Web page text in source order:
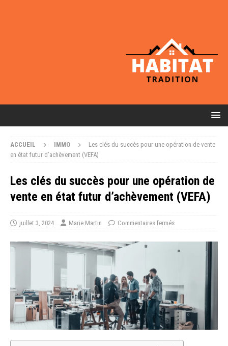
ACCUEIL IMMO
Les clés du succès pour une opération de vente
en état futur d’achèvement (VEFA)
Les clés du succès pour une opération de
vente en état futur d’achèvement (VEFA)
juillet 3, 2024 Marie Martin Commentaires fermés